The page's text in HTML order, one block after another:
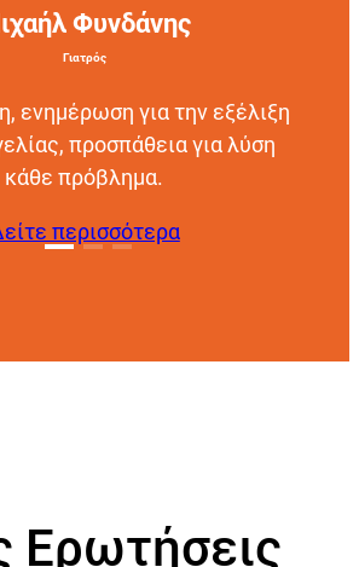
Φυνδάνης
Γιατρός
ενημέρωση για την εξέλιξη
προσπάθεια για λύση
κάθε πρόβλημα.
περισσότερα
Ερωτήσεις